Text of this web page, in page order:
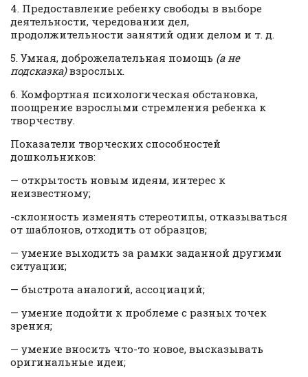
4. Предоставление ребенку свободы в выборе
деятельности, чередовании дел,
продолжительности занятий одни делом и т. д.
5. Умная, доброжелательная помощь (а не
подсказка)взрослых.
6. Комфортная психологическая обстановка,
поощрение взрослыми стремления ребенка к
творчеству.
Показатели творческих способностей
дошкольников:
— открытость новым идеям, интерес к
неизвестному;
-склонность изменять стереотипы, отказываться
от шаблонов, отходить от образцов;
— умение выходить за рамки заданной другими
ситуации;
— быстрота аналогий, ассоциаций;
— умение подойти к проблеме с разных точек
зрения;
— умение вносить что-то новое, высказывать
оригинальные идеи;